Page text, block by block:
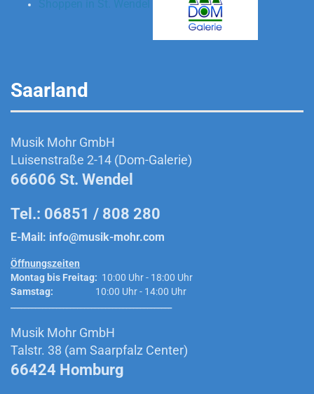
Saarland
Musik Mohr GmbH
Luisenstraße 2-14 (Dom-Galerie)
66606 St. Wendel
Tel.: 06851 / 808 280
E-Mail: info@musik-mohr.com
Öffnungszeiten
Montag bis Freitag: 10:00 Uhr - 18:00 Uhr
Samstag: 10:00 Uhr - 14:00 Uhr
Musik Mohr GmbH
Talstr. 38 (am Saarpfalz Center)
66424 Homburg